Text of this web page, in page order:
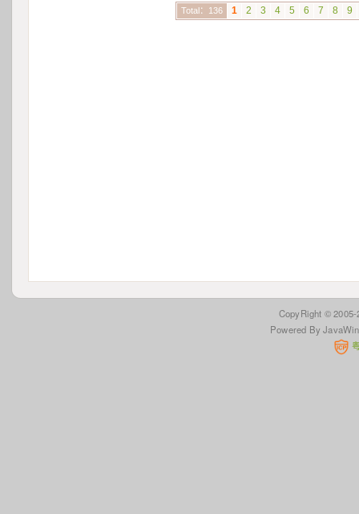
Total：136 1 2 3 4 5 6 7 8 9
CopyRight ©
Powered By